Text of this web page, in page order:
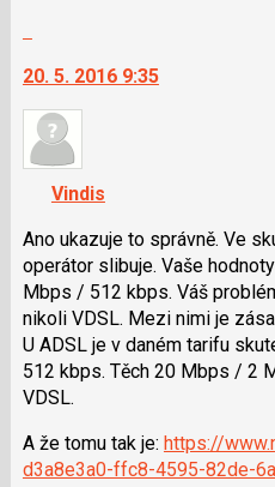
následující
a
P
pro
předchozí
názor
další
nový
názor.
navigaci
lze
použít
i
klávesy
N
pro
následující
a
pro
předchozí
20. 5. 2016 9:35
Vindis
Ano ukazuje to správně. Ve
operátor slibuje. Vaše
Mbps / 512 kbps. Váš
nikoli VDSL. Mezi nimi je
U ADSL je v daném tarifu
512 kbps. Těch 20 Mbps / 2
VDSL.
A že tomu tak je: https://
d3a8e3a0-ffc8-4595-82de-